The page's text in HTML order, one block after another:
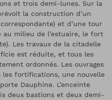
et trois demi-lunes. Sur la
la construction d’un
et d’une tour
au milieu de l’estuaire, le fort
Les travaux de la citadelle
est réduite, et tous les
ordonnés. Les ouvrages
les fortifications, une nouvelle
Dauphine. L’enceinte
deux bastions et deux demi-